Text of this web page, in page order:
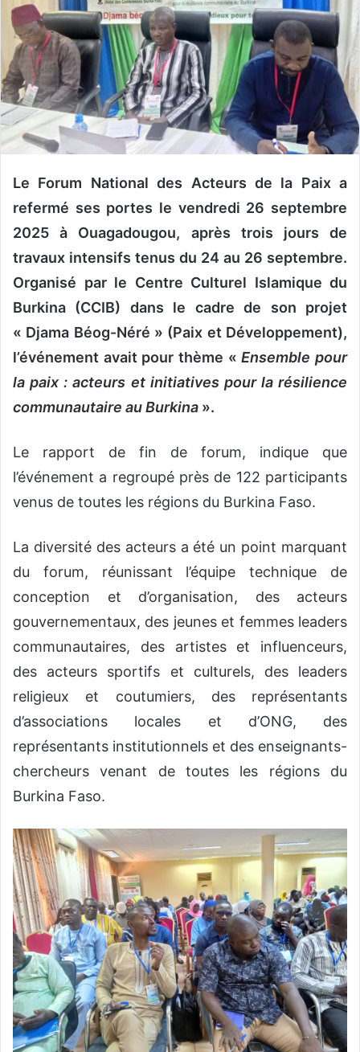
c
o
u
r
r
i
e
l
Le Forum National des Acteurs de la Paix a
refermé ses portes le vendredi 26 septembre
2025 à Ouagadougou, après trois jours de
travaux intensifs tenus du 24 au 26 septembre.
Organisé par le Centre Culturel Islamique du
Burkina (CCIB) dans le cadre de son projet
« Djama Béog-Néré » (Paix et Développement),
l’événement avait pour thème «Ensemble pour
la paix : acteurs et initiatives pour la résilience
communautaire au Burkina ».
Le rapport de fin de forum, indique que
l’événement a regroupé près de 122 participants
venus de toutes les régions du Burkina Faso.
La diversité des acteurs a été un point marquant
du forum, réunissant l’équipe technique de
conception et d’organisation, des acteurs
gouvernementaux, des jeunes et femmes leaders
communautaires, des artistes et influenceurs,
des acteurs sportifs et culturels, des leaders
religieux et coutumiers, des représentants
d’associations locales et d’ONG, des
représentants institutionnels et des enseignants-
chercheurs venant de toutes les régions du
Burkina Faso.